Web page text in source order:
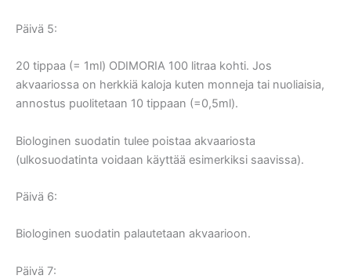
Päivä 5:
20 tippaa (= 1ml) ODIMORIA 100 litraa kohti. Jos
akvaariossa on herkkiä kaloja kuten monneja tai nuoliaisia,
annostus puolitetaan 10 tippaan (=0,5ml).
Biologinen suodatin tulee poistaa akvaariosta
(ulkosuodatinta voidaan käyttää esimerkiksi saavissa).
Päivä 6:
Biologinen suodatin palautetaan akvaarioon.
Päivä 7: